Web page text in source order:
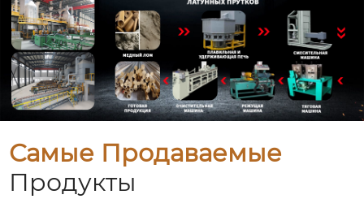
Самые Продаваемые
Продукты